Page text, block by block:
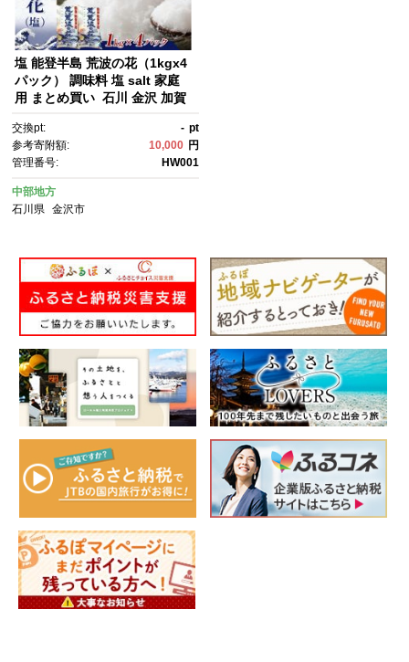
塩 能登半島 荒波の花（1kgx4
パック） 調味料 塩 salt 家庭
用 まとめ買い 石川 金沢 加賀
興 北陸支援
交換pt: - pt
参考寄附額:
10,000 円
管理番号:
HW001
中部地方
石川県
金沢市